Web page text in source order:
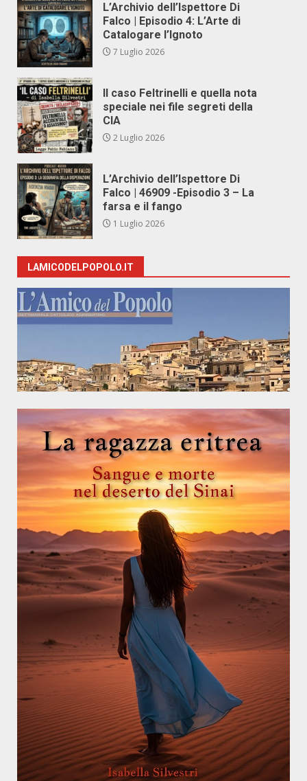
L’Archivio dell’Ispettore Di
Falco | Episodio 4: L’Arte di
Catalogare l’Ignoto
7 Luglio 2026
Il caso Feltrinelli e quella nota
speciale nei file segreti della
CIA
2 Luglio 2026
L’Archivio dell’Ispettore Di
Falco | 46909 -Episodio 3 – La
farsa e il fango
1 Luglio 2026
LAMICODELPOPOLO.IT